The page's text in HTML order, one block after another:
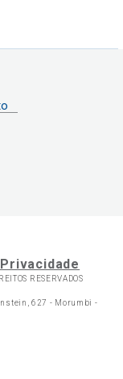
RESERVADOS
627 - Morumbi -